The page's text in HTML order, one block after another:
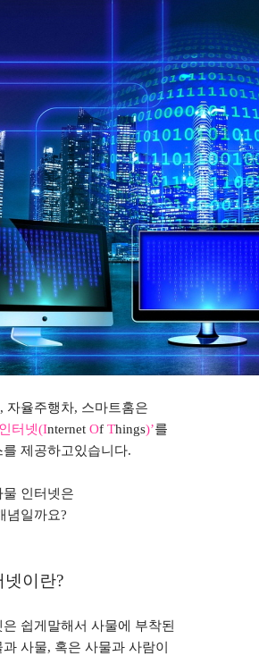
, 자율주행차, 스마트홈은
터넷(Internet Of Things)’를
를 제공하고있습니다.
인터넷은
념일까요?
넷이란?
쉽게말해서 사물에 부착된
과 사물, 혹은 사물과 사람이